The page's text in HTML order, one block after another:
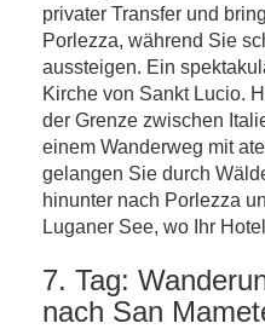
privater Transfer und
Porlezza, während Sie
aussteigen. Ein
Kirche von Sankt Lucio.
der Grenze zwischen
einem Wanderweg mit
gelangen Sie durch
hinunter nach Porlezza
Luganer See, wo Ihr
7. Tag:
nach San